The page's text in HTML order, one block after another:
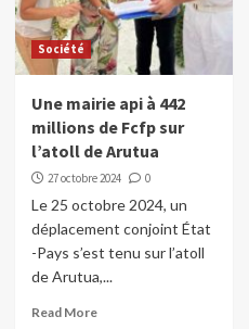
Société
Une mairie api à 442
millions de Fcfp sur
l’atoll de Arutua
27 octobre 2024 0
Le 25 octobre 2024, un
déplacement conjoint État
-Pays s’est tenu sur l’atoll
de Arutua,...
Read More